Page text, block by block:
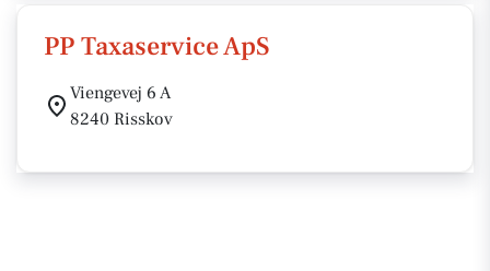
PP Taxaservice ApS
Viengevej 6 A
8240 Risskov